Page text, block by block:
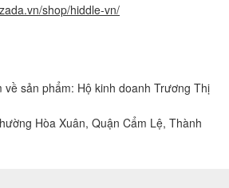
shop/hiddle-vn/
sản phẩm: Hộ kinh doanh Trương Thị
Hòa Xuân, Quận Cẩm Lệ, Thành